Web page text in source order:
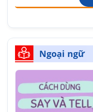
Ngoại ngữ